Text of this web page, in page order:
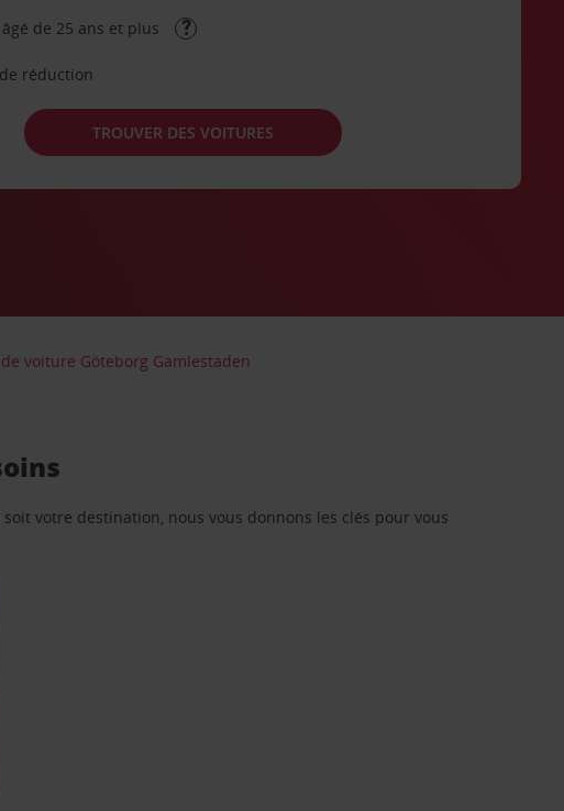
de 25 ans et plus
réduction
TROUVER DES VOITURES
voiture Göteborg Gamlestaden
votre destination, nous vous donnons les clés pour vous